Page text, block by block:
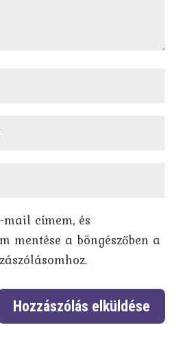
mail címem, és
mentése a böngészőben a